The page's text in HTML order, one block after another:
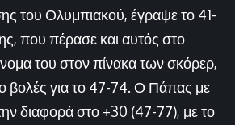
του Ολυμπιακού, έγραψε το 41-
που πέρασε και αυτός στο
του στον πίνακα των σκόρερ,
βολές για το 47-74. Ο Πάπας με
διαφορά στο +30 (47-77), με το